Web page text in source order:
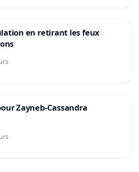
en retirant les feux
Zayneb-Cassandra